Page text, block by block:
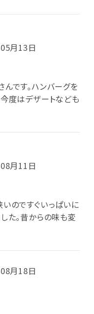
月13日
です。ハンバーグを
度はデザートなども
月11日
のですぐいっぱいに
た。昔からの味も変
月18日